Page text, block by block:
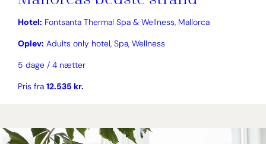
Hotel: Fontsanta Thermal Spa & Wellness, Mallorca
Oplev: Adults only hotel, Spa, Wellness
5 dage / 4 nætter
Pris fra 12.535 kr.